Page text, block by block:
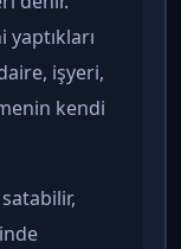
işyeri,
kendi